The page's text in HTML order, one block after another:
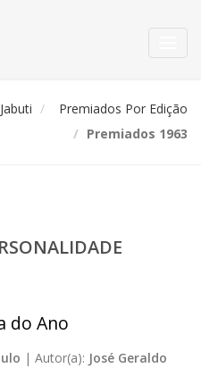
Premiados Por Edição
Premiados 1963
do Ano
| Autor(a): José Geraldo